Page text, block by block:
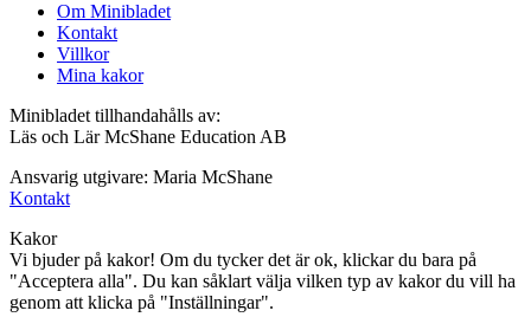
Om Minibladet
Kontakt
Villkor
Mina kakor
Minibladet tillhandahålls av:
Läs och Lär McShane Education AB
Ansvarig utgivare: Maria McShane
Kontakt
Kakor
Vi bjuder på kakor! Om du tycker det är ok, klickar du bara på
"Acceptera alla". Du kan såklart välja vilken typ av kakor du vill ha
genom att klicka på "Inställningar".